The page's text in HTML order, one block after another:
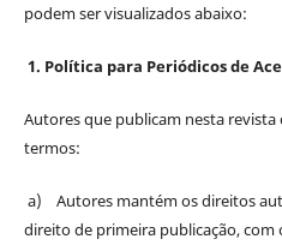
podem ser visualizados abaixo:
1. Política para Periódicos de
Autores que publicam nesta
termos:
a) Autores mantém os direitos
direito de primeira publicação,